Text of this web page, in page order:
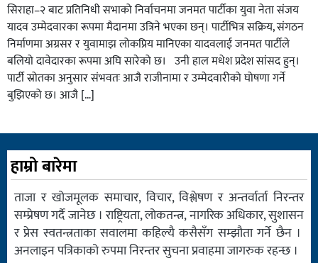
सिराहा–२ बाट प्रतिनिधी सभाको निर्वाचनमा जनमत पार्टीका युवा नेता संजय
यादव उम्मेदवारका रूपमा मैदानमा उत्रिने भएका छन्। पार्टीभित्र सक्रिय, संगठन
निर्माणमा अग्रसर र युवामाझ लोकप्रिय मानिएका यादवलाई जनमत पार्टीले
बलियो दावेदारका रूपमा अघि सारेको छ। उनी हाल मधेश प्रदेश सांसद हुन्।
पार्टी स्रोतका अनुसार संभवतः आजै राजीनामा र उम्मेदवारीको घोषणा गर्ने
बुझिएको छ। आजै […]
हाम्रो बारेमा
ताजा र खोजमूलक समाचार, विचार, विश्लेषण र अन्तर्वार्ता निरन्तर
सम्प्रेषण गर्दै जानेछ । राष्ट्रियता, लोकतन्त्र, नागरिक अधिकार, सुशासन
र प्रेस स्वतन्त्रताका सवालमा कहिल्यै कसैसँग सम्झौता गर्ने छैन ।
अनलाइन पत्रिकाको रुपमा निरन्तर सुचना प्रवाहमा जागरुक रहन्छ ।